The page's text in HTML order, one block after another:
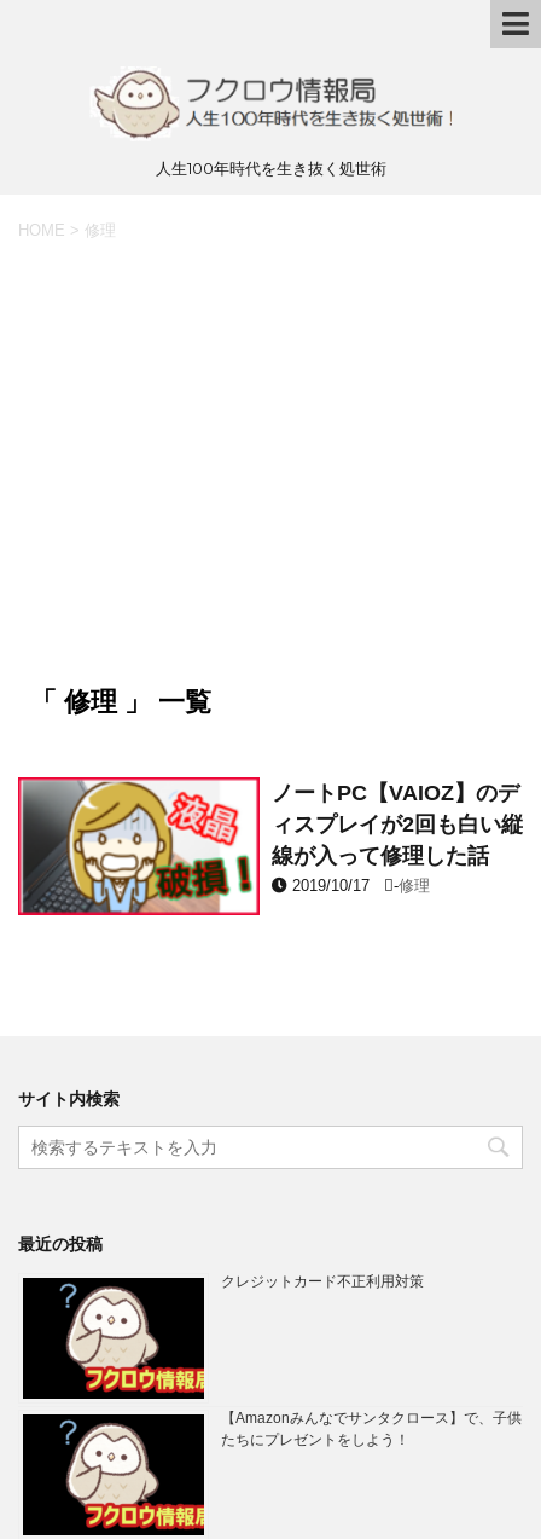
人生100年時代を生き抜く処世術
HOME > 修理
「 修理 」 一覧
ノートPC【VAIOZ】のデ
ィスプレイが2回も白い縦
線が入って修理した話
2019/10/17 -修理
サイト内検索
最近の投稿
クレジットカード不正利用対策
【Amazonみんなでサンタクロース】で、子供
たちにプレゼントをしよう！